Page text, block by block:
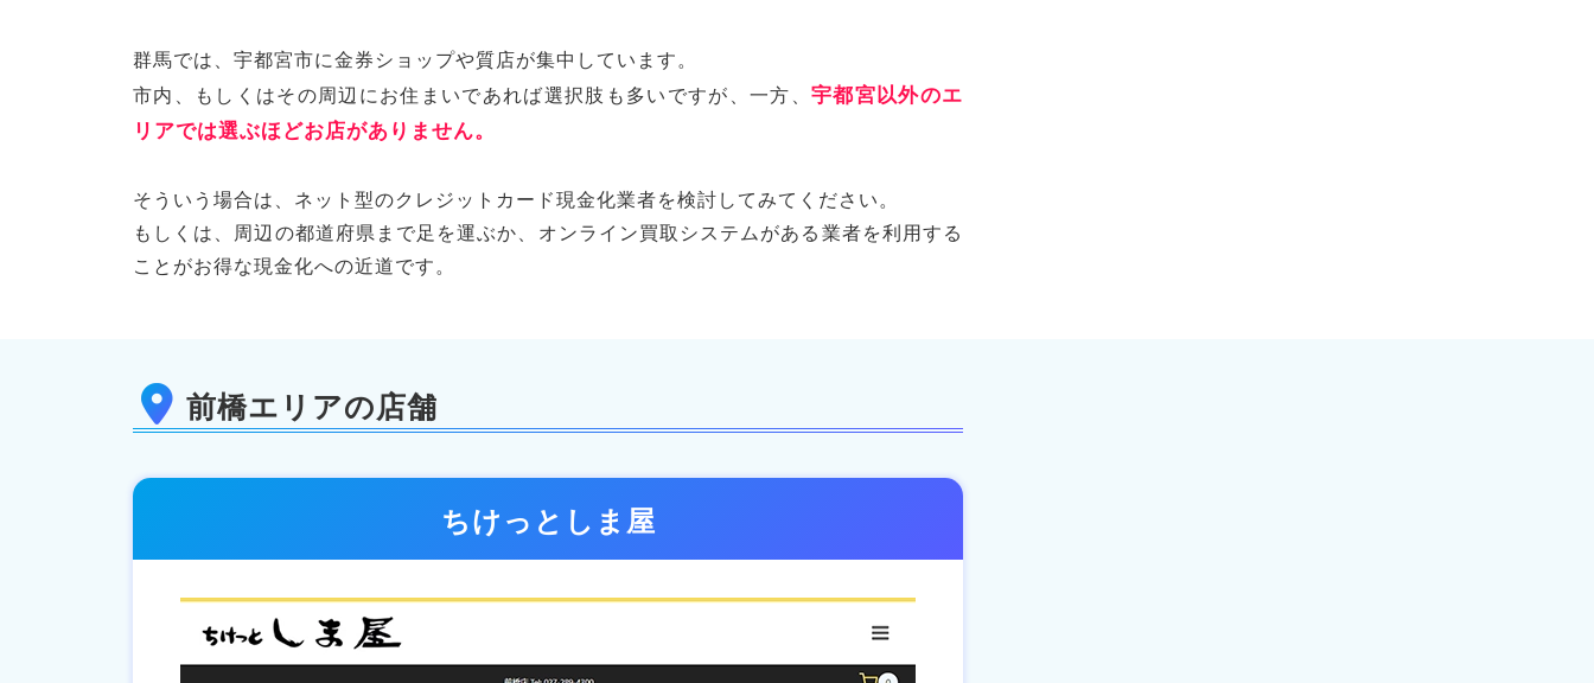
群馬では、宇都宮市に金券ショップや質店が集中しています。
市内、もしくはその周辺にお住まいであれば選択肢も多いですが、一方、 宇都宮以外のエ
リアでは選ぶほどお店がありません。
そういう場合は、ネット型のクレジットカード現金化業者を検討してみてください。
もしくは、周辺の都道府県まで足を運ぶか、オンライン買取システムがある業者を利用する
ことがお得な現金化への近道です。
前橋エリアの店舗
ちけっとしま屋